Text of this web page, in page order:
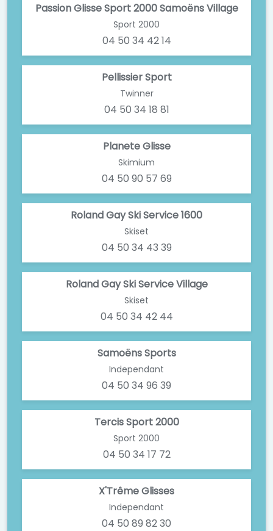
Passion Glisse Sport 2000 Samoëns Village
Sport 2000
04 50 34 42 14
Pellissier Sport
Twinner
04 50 34 18 81
Planete Glisse
Skimium
04 50 90 57 69
Roland Gay Ski Service 1600
Skiset
04 50 34 43 39
Roland Gay Ski Service Village
Skiset
04 50 34 42 44
Samoëns Sports
Independant
04 50 34 96 39
Tercis Sport 2000
Sport 2000
04 50 34 17 72
X'Trême Glisses
Independant
04 50 89 82 30